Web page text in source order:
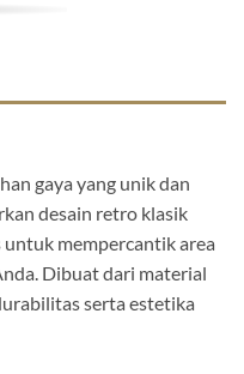
gaya yang unik dan
desain retro klasik
untuk mempercantik area
Dibuat dari material
serta estetika